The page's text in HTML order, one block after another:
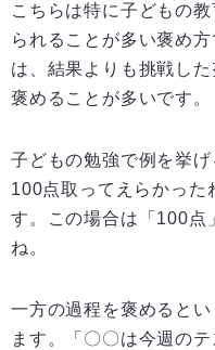
こちらは特に子どもの
られることが多い褒め
は、結果よりも挑戦し
褒めることが多いです。
子どもの勉強で例を挙
100点取ってえらかった
す。この場合は「100点
ね。
一方の過程を褒めると
ます。「〇〇は今週の